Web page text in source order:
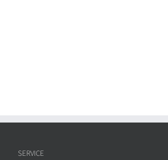
SERVICE